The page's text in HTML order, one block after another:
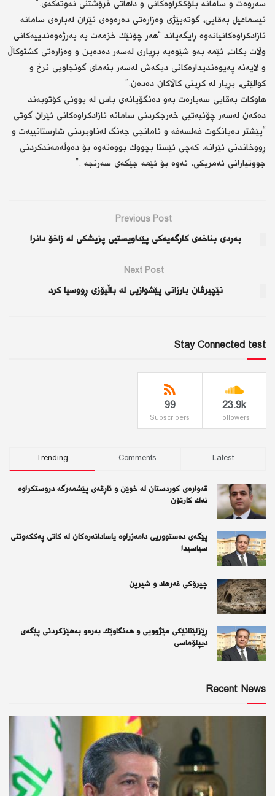
سەروەت و سامانە بلۆككراوەكانی و داهاتی فرۆشتنی نەوتەكەی.”
ئیسماعیل بەقایی، گوتەبێژی وەزارەتی دەرەوەی ئێران لەبارەی سامانە
ئازادكراوەكانیانەوە ڕایگەیاند “هەر چۆنێك خزمەت بە بەرژەوەندییەكانی
وڵات بكات، ئێمە بەو شێوەیە بڕیاری لەسەر دەدەین و وەزارەتی كشتوكاڵ
و لایەنە پەیوەندیدارەكانی دیكەش لەسەر بنەمای گونجاویی نرخ و
كوالێتی، بڕیار لە كڕینی كاڵاكان دەدەن.”
هاوكات بەقایی سەبارەت بەو دەنگۆیانەی باس لە بوونی كۆتوبەند
دەكەن لەسەر چۆنیەتیی خەرجكردنی سامانە ئازادكراوەكانی ئێران گوتی
“پێشتر دەیانگوت فەلسەفە و ئامانجی جەنگ لەناوبردنی شارستانییەت و
ڕووخاندنی ئێرانە، كەچی ئێستا بچووك بووەتەوە بۆ دەوڵەمەندكردنی
جووتیارانی ئەمریكی، ئەوە بۆ ئێمە جێگەی سەرنجە .”
Previous Post
بەردی بناخەی کارگەیەکی پێداویستیی پزیشکی لە زاخۆ دانرا
Next Post
نێچیرڤان بارزانی پێشوازیی له‌ باڵیۆزی ڕووسیا کرد
Stay Connected test
23.9k
Followers
99
Subscribers
Trending Comments Latest
قەوارەی كوردستان لە خوێن و ئاڕقەی پێشمەرگە دروستكراوە
نەك كارتۆن
پێگەی دەستووریی دامەزراوە یاسادانەرەكان لە كاتی پەككەوتنی
سیاسیدا
چیرۆكی فەرهاد و شیرین
ڕێزلێنانێكی مێژوویی و هەنگاوێك بەرەو بەهێزكردنی پێگەی
دیپلۆماسی
Recent News